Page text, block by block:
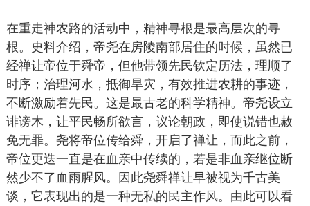
在重走神农路的活动中，精神寻根是最高层次的寻
根。史料介绍，帝尧在房陵南部居住的时候，虽然已
经禅让帝位于舜帝，但他带领先民钦定历法，理顺了
时序；治理河水，抵御旱灾，有效推进农耕的事迹，
不断激励着先民。这是最古老的科学精神。帝尧设立
诽谤木，让平民畅所欲言，议论朝政，即使说错也赦
免无罪。尧将帝位传给舜，开启了禅让，而此之前，
帝位更迭一直是在血亲中传续的，若是非血亲继位断
然少不了血雨腥风。因此尧舜禅让早被视为千古美
谈，它表现出的是一种无私的民主作风。由此可以看